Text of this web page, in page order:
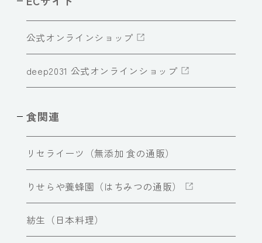
公式オンラインショップ
deep2031 公式オンラインショップ
食関連
リセライーツ（無添加 食の通販）
りせらや養蜂園（はちみつの通販）
紡生（日本料理）